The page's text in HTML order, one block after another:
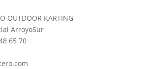
OUTDOOR KARTING
ArroyoSur
65 70